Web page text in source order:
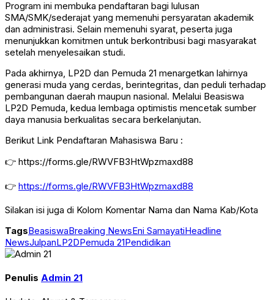
Program ini membuka pendaftaran bagi lulusan
SMA/SMK/sederajat yang memenuhi persyaratan akademik
dan administrasi. Selain memenuhi syarat, peserta juga
menunjukkan komitmen untuk berkontribusi bagi masyarakat
setelah menyelesaikan studi.
Pada akhirnya, LP2D dan Pemuda 21 menargetkan lahirnya
generasi muda yang cerdas, berintegritas, dan peduli terhadap
pembangunan daerah maupun nasional. Melalui Beasiswa
LP2D Pemuda, kedua lembaga optimistis mencetak sumber
daya manusia berkualitas secara berkelanjutan.
Berikut Link Pendaftaran Mahasiswa Baru :
👉 https://forms.gle/RWVFB3HtWpzmaxd88
👉 https://forms.gle/RWVFB3HtWpzmaxd88
Silakan isi juga di Kolom Komentar Nama dan Nama Kab/Kota
TagsBeasiswaBreaking NewsEni SamayatiHeadline
NewsJulpanLP2DPemuda 21Pendidikan
Penulis Admin 21